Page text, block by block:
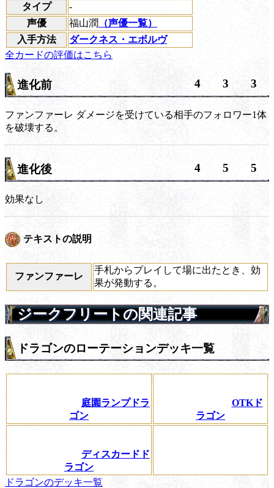
タイプ
-
声優
福山潤 （声優一覧）
入手方法
ダークネス・エボルヴ
全カードの評価はこちら
進化前 4 3 3
ファンファーレ ダメージを受けている相手のフォロワー1体
を破壊する。
進化後 4 5 5
効果なし
テキストの説明
ファンファーレ
手札からプレイして場に出たとき、効
果が発動する。
ジークフリートの関連記事
ドラゴンのローテーションデッキ一覧
庭園ランプドラ
ゴン
OTKド
ラゴン
ディスカードド
ラゴン
ドラゴンのデッキ一覧